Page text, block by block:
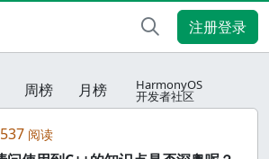
注册登录
周榜 月榜 HarmonyOS
开发者社区
537 阅读